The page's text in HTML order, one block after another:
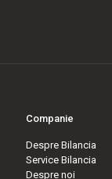
Companie
Despre Bilancia
Service Bilancia
Despre noi